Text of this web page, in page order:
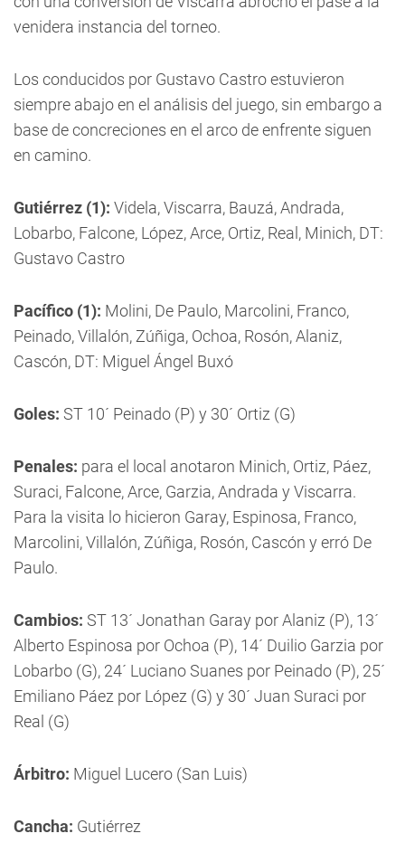
venidera instancia del torneo.
Los conducidos por Gustavo Castro estuvieron
siempre abajo en el análisis del juego, sin embargo a
base de concreciones en el arco de enfrente siguen
en camino.
Gutiérrez (1): Videla, Viscarra, Bauzá, Andrada,
Lobarbo, Falcone, López, Arce, Ortiz, Real, Minich, DT:
Gustavo Castro
Pacífico (1): Molini, De Paulo, Marcolini, Franco,
Peinado, Villalón, Zúñiga, Ochoa, Rosón, Alaniz,
Cascón, DT: Miguel Ángel Buxó
Goles: ST 10´ Peinado (P) y 30´ Ortiz (G)
Penales: para el local anotaron Minich, Ortiz, Páez,
Suraci, Falcone, Arce, Garzia, Andrada y Viscarra.
Para la visita lo hicieron Garay, Espinosa, Franco,
Marcolini, Villalón, Zúñiga, Rosón, Cascón y erró De
Paulo.
Cambios: ST 13´ Jonathan Garay por Alaniz (P), 13´
Alberto Espinosa por Ochoa (P), 14´ Duilio Garzia por
Lobarbo (G), 24´ Luciano Suanes por Peinado (P), 25´
Emiliano Páez por López (G) y 30´ Juan Suraci por
Real (G)
Árbitro: Miguel Lucero (San Luis)
Cancha: Gutiérrez